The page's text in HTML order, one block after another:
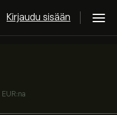
Kirjaudu sisään
EUR:na